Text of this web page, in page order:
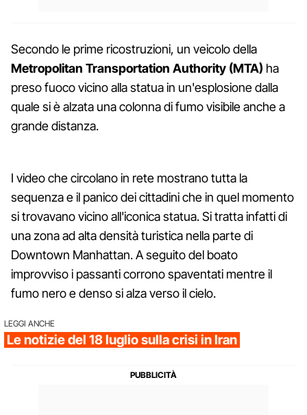
Secondo le prime ricostruzioni, un veicolo della
Metropolitan Transportation Authority (MTA) ha
preso fuoco vicino alla statua in un'esplosione dalla
quale si è alzata una colonna di fumo visibile anche a
grande distanza.
I video che circolano in rete mostrano tutta la
sequenza e il panico dei cittadini che in quel momento
si trovavano vicino all'iconica statua. Si tratta infatti di
una zona ad alta densità turistica nella parte di
Downtown Manhattan. A seguito del boato
improvviso i passanti corrono spaventati mentre il
fumo nero e denso si alza verso il cielo.
LEGGI ANCHE
Le notizie del 18 luglio sulla crisi in Iran